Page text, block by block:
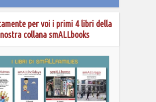
per voi i primi 4 libri della
nostra collana smALLbooks